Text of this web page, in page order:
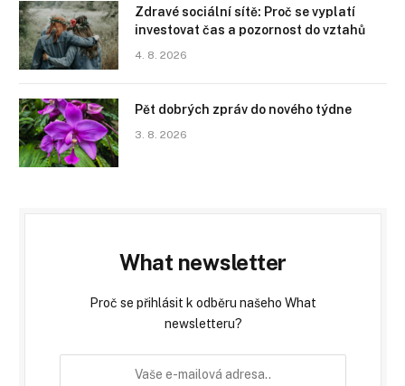
Zdravé sociální sítě: Proč se vyplatí
investovat čas a pozornost do vztahů
4. 8. 2026
Pět dobrých zpráv do nového týdne
3. 8. 2026
What newsletter
Proč se přihlásit k odběru našeho What
newsletteru?